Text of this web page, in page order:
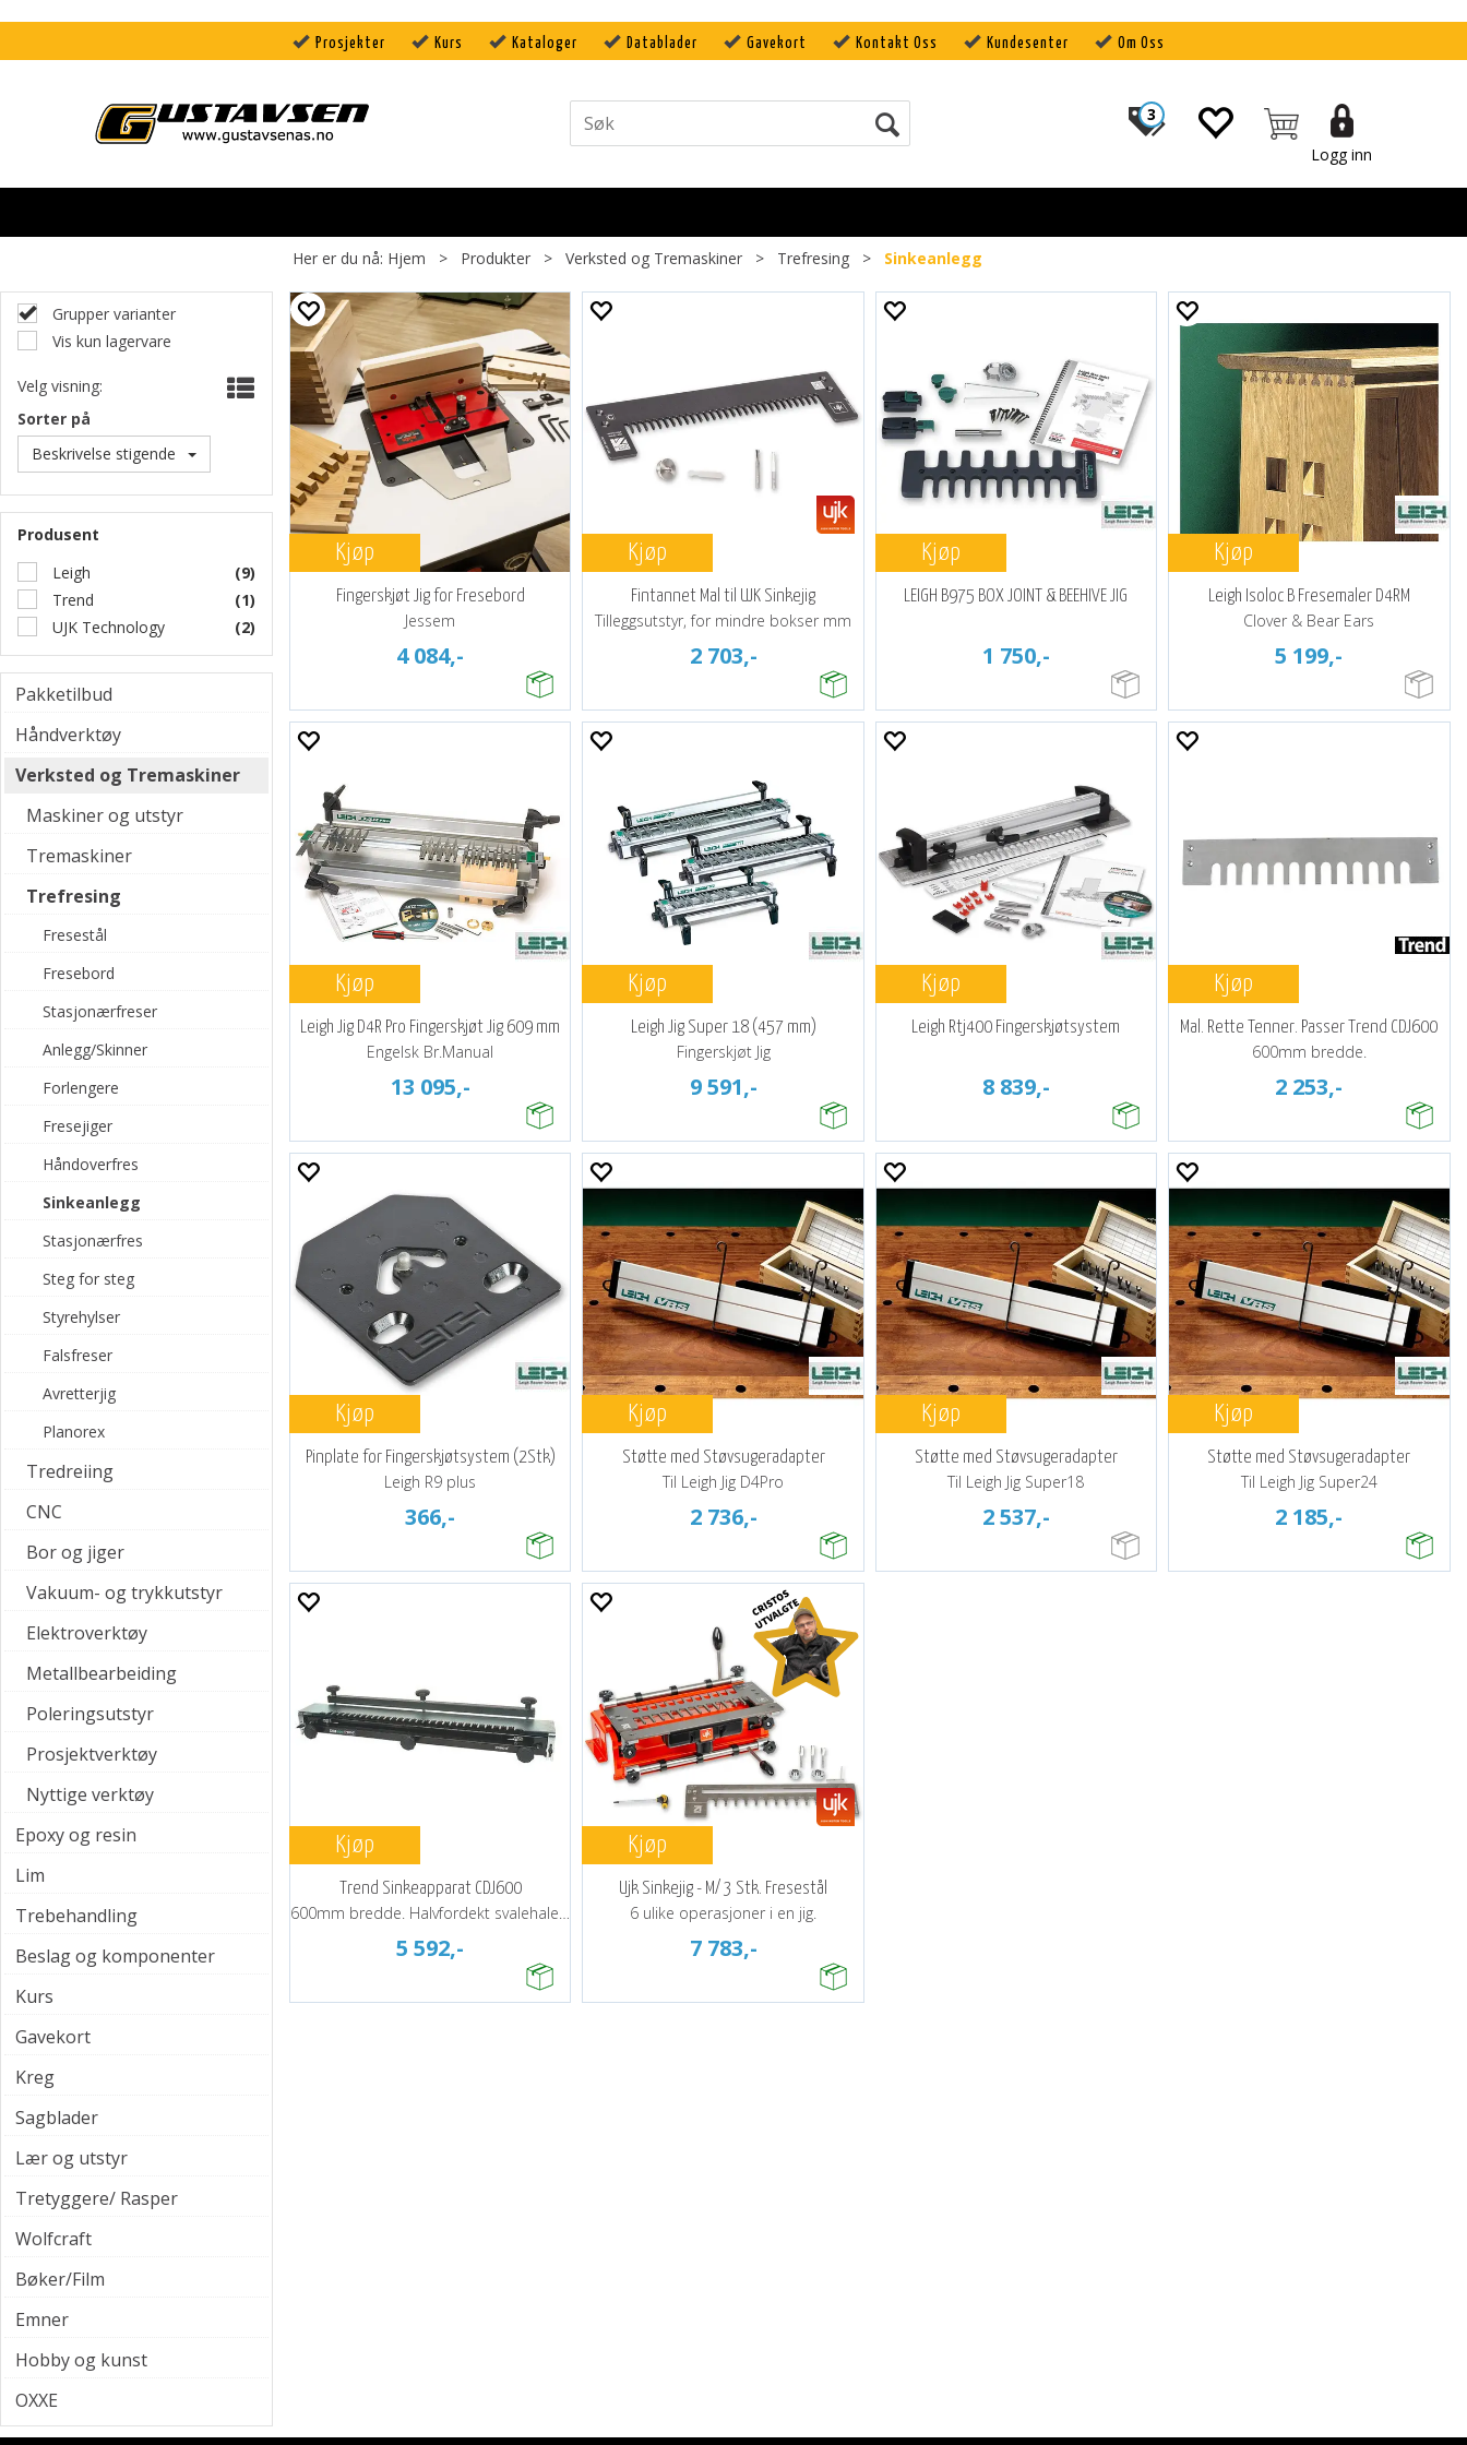
Prosjekter Kurs Kataloger Datablader Gavekort Kontakt Oss Kundesenter Om Oss
Logg inn
3
Her er du nå: Hjem > Produkter > Verksted og Tremaskiner > Trefresing > Sinkeanlegg
Grupper varianter
Vis kun lagervare
Velg visning:
Sorter på
Beskrivelse stigende
Produsent
Leigh
(9)
Trend
(1)
UJK Technology
(2)
Pakketilbud
Håndverktøy
Verksted og Tremaskiner
Maskiner og utstyr
Tremaskiner
Trefresing
Fresestål
Fresebord
Stasjonærfreser
Anlegg/Skinner
Forlengere
Fresejiger
Håndoverfres
Sinkeanlegg
Stasjonærfres
Steg for steg
Styrehylser
Falsfreser
Avretterjig
Planorex
Tredreiing
CNC
Bor og jiger
Vakuum- og trykkutstyr
Elektroverktøy
Metallbearbeiding
Poleringsutstyr
Prosjektverktøy
Nyttige verktøy
Epoxy og resin
Lim
Trebehandling
Beslag og komponenter
Kurs
Gavekort
Kreg
Sagblader
Lær og utstyr
Tretyggere/ Rasper
Wolfcraft
Bøker/Film
Emner
Hobby og kunst
OXXE
Kjøp
Fingerskjøt Jig for Fresebord
Jessem
4 084,-
Kjøp
Fintannet Mal til UJK Sinkejig
Tilleggsutstyr, for mindre bokser mm
2 703,-
Kjøp
LEIGH B975 BOX JOINT & BEEHIVE JIG
1 750,-
Kjøp
Leigh Isoloc B Fresemaler D4RM
Clover & Bear Ears
5 199,-
Kjøp
Leigh Jig D4R Pro Fingerskjøt Jig 609 mm
Engelsk Br.Manual
13 095,-
Kjøp
Leigh Jig Super 18 (457 mm)
Fingerskjøt Jig
9 591,-
Kjøp
Leigh Rtj400 Fingerskjøtsystem
8 839,-
Kjøp
Mal. Rette Tenner. Passer Trend CDJ600
600mm bredde.
2 253,-
Kjøp
Pinplate for Fingerskjøtsystem (2Stk)
Leigh R9 plus
366,-
Kjøp
Støtte med Støvsugeradapter
Til Leigh Jig D4Pro
2 736,-
Kjøp
Støtte med Støvsugeradapter
Til Leigh Jig Super18
2 537,-
Kjøp
Støtte med Støvsugeradapter
Til Leigh Jig Super24
2 185,-
Kjøp
Trend Sinkeapparat CDJ600
5 592,-
Kjøp
Ujk Sinkejig - M/ 3 Stk. Fresestål
6 ulike operasjoner i en jig.
7 783,-